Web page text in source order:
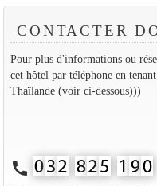
CONTACTER
Pour plus d'informations ou
cet hôtel par téléphone en
Thaïlande (voir ci-dessous)))
call